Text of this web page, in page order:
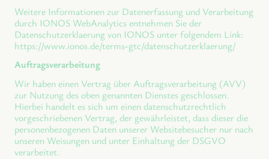
Weitere Informationen zur Datenerfassung und Verarbeitung
durch IONOS WebAnalytics entnehmen Sie der
Datenschutzerklaerung von IONOS unter folgendem Link:
https://www.ionos.de/terms-gtc/datenschutzerklaerung/
Auftragsverarbeitung
Wir haben einen Vertrag über Auftragsverarbeitung (AVV)
zur Nutzung des oben genannten Dienstes geschlossen.
Hierbei handelt es sich um einen datenschutzrechtlich
vorgeschriebenen Vertrag, der gewährleistet, dass dieser die
personenbezogenen Daten unserer Websitebesucher nur nach
unseren Weisungen und unter Einhaltung der DSGVO
verarbeitet.